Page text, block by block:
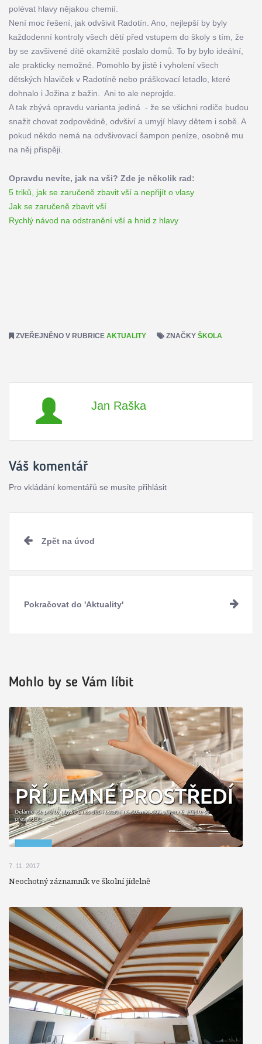
polévat hlavy nějakou chemií.
Není moc řešení, jak odvšivit Radotín. Ano, nejlepší by byly
každodenní kontroly všech dětí před vstupem do školy s tím, že
by se zavšivené dítě okamžitě poslalo domů. To by bylo ideální,
ale prakticky nemožné. Pomohlo by jistě i vyholení všech
dětských hlaviček v Radotíně nebo práškovací letadlo, které
dohnalo i Jožina z bažin. Ani to ale neprojde.
A tak zbývá opravdu varianta jediná - že se všichni rodiče budou
snažit chovat zodpovědně, odvšiví a umyjí hlavy dětem i sobě. A
pokud někdo nemá na odvšivovací šampon peníze, osobně mu
na něj přispěji.
Opravdu nevíte, jak na vši? Zde je několik rad:
5 triků, jak se zaručeně zbavit vší a nepřijít o vlasy
Jak se zaručeně zbavit vší
Rychlý návod na odstranění vší a hnid z hlavy
ZVEŘEJNĚNO V RUBRICE AKTUALITY ZNAČKY ŠKOLA
Jan Raška
Váš komentář
Pro vkládání komentářů se musíte přihlásit
Pokračovat
čtení
Zpět na úvod
Pokračovat do 'Aktuality'
Mohlo by se Vám líbit
7. 11. 2017
Neochotný záznamník ve školní jídelně